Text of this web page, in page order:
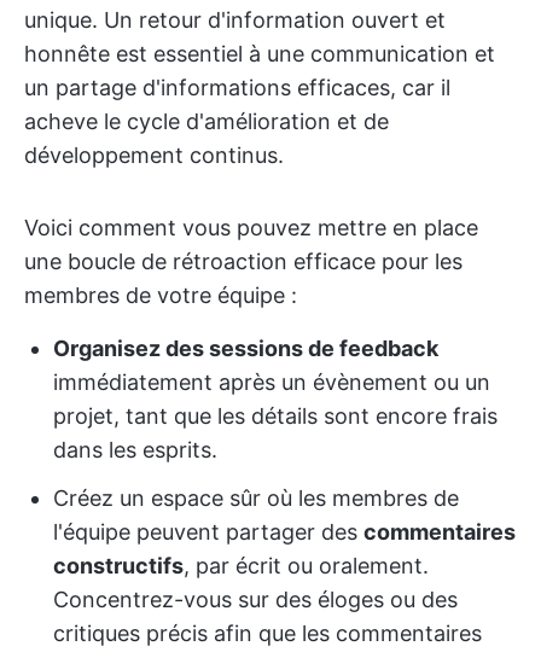
unique. Un retour d'information ouvert et
honnête est essentiel à une communication et
un partage d'informations efficaces, car il
acheve le cycle d'amélioration et de
développement continus.
Voici comment vous pouvez mettre en place
une boucle de rétroaction efficace pour les
membres de votre équipe :
Organisez des sessions de feedback
immédiatement après un évènement ou un
projet, tant que les détails sont encore frais
dans les esprits.
Créez un espace sûr où les membres de
l'équipe peuvent partager des commentaires
constructifs, par écrit ou oralement.
Concentrez-vous sur des éloges ou des
critiques précis afin que les commentaires